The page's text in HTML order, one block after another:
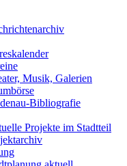
Musik, Galerien
Bibliografie
Projekte im Stadtteil